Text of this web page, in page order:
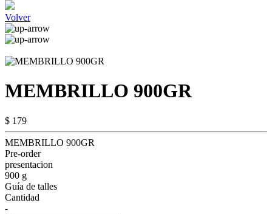
Volver
MEMBRILLO 900GR
$ 179
MEMBRILLO 900GR
Pre-order
presentacion
900 g
Guía de talles
Cantidad
-